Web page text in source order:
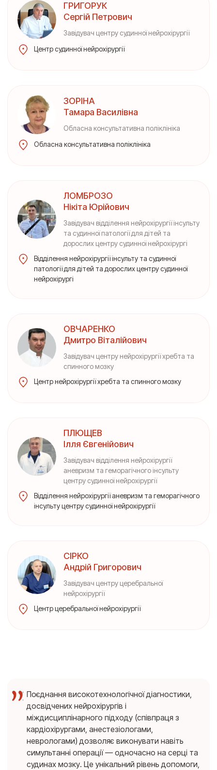
ГРИГОРУК
Сергій Петрович
Завідувач центру судинної нейрохірургії
Центр судинної нейрохірургії
ЗОРІНА
Тамара Василівна
Обласна консультативна поліклініка
Обласна консультативна поліклініка
ЛОМБРОЗО
Нікіта Юрійович
Завідувач відділення нейрохірургії інсульту
та судинної патології для дітей та
дорослих центру судинної нейрохірургі
Відділення нейрохірургії інсульту та судинної
патології для дітей та дорослих центру судинної
нейрохірургі
ОВЧАРЕНКО
Дмитро Віталійович
Завідувач центру нейрохірургії хребта та
спинного мозку
Центр нейрохірургії хребта та спинного мозку
ПЛЮЩЕВ
Ілля Євгенійович
Завідувач відділення нейрохірургії
аневризм та геморагічного інсульту
центру судинної нейрохірургії
Відділення нейрохірургії аневризм та геморагічного
інсульту центру судинної нейрохірургії
СІРКО
Андрій Григорович
Завідувач центру церебральної
нейрохірургії
Центр церебральної нейрохірургії
Поєднання високотехнологічної діагностики,
досвідчених нейрохірургів і
міждисциплінарного підходу (співпраця з
кардіохірургами, анестезіологами,
неврологами) дозволяє виконувати навіть
симультанні операції — одночасно на серці та
судинах мозку. Це унікальний рівень допомоги,